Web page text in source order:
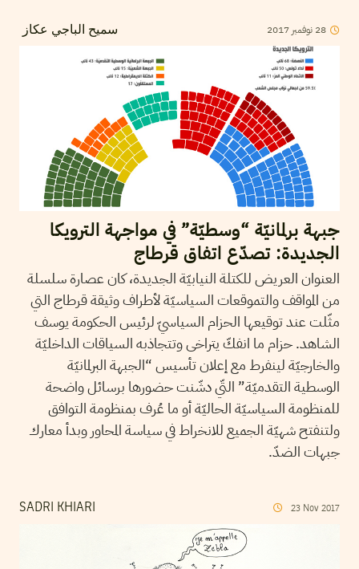
سميح الباجي عكاز 28 نوفمبر 2017
جبهة برلمانيّة “وسطيّة” في مواجهة الترويكا
الجديدة: تصدّع اتفاق قرطاج
العنوان العريض للكتلة النيابيّة الجديدة، كان عصارة سلسلة
من المواقف والتموقعات السياسيّة لأطراف وثيقة قرطاج التي
مثّلت عند توقيعها الحزام السياسيّ لرئيس الحكومة يوسف
الشاهد. حزام ما انفكّ يتراخى وتتجاذبه السياقات الداخليّة
والخارجيّة لينفرط مع إعلان تأسيس “الجبهة البرلمانيّة
الوسطية التقدميّة” التّي دشّنت حضورها برسائل واضحة
للمنظومة السياسيّة الحاليّة أو ما عُرف بمنظومة التوافق
ولتنفتح شهيّة الجميع للانخراط في سياسة المحاور وبدأ معارك
جبهات الضدّ.
SADRI KHIARI 23 Nov 2017